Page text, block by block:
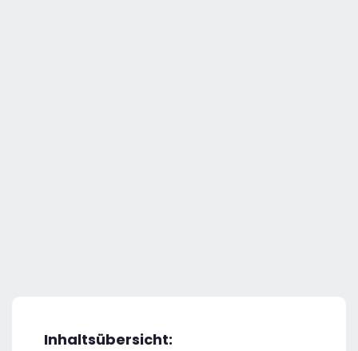
Inhaltsübersicht: